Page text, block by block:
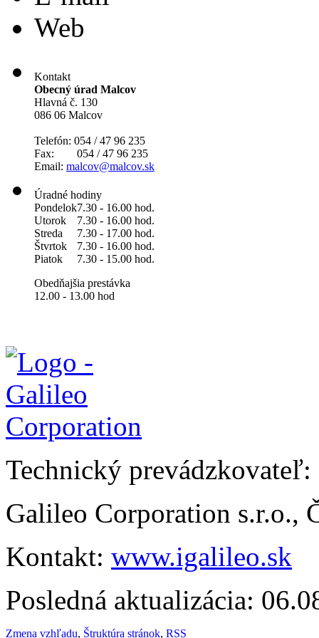
Web
Kontakt
Obecný úrad Malcov
Hlavná č. 130
086 06 Malcov
Telefón: 054 / 47 96 235
Fax: 054 / 47 96 235
Email: malcov@malcov.sk
Úradné hodiny
Pondelok7.30 - 16.00 hod.
Utorok
7.30 - 16.00 hod.
Streda
7.30 - 17.00 hod.
Štvrtok
7.30 - 16.00 hod.
Piatok
7.30 - 15.00 hod.
Obedňajšia prestávka
12.00 - 13.00 hod
Technický prevádzkovateľ:
Galileo Corporation s.r.o.,
Kontakt: www.igalileo.sk
Posledná aktualizácia:
Zmena vzhľadu, Štruktúra stránok, RSS